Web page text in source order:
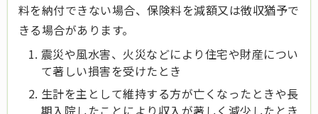
料を納付できない場合、保険料を減額又は徴収猶予で
きる場合があります。
震災や風水害、火災などにより住宅や財産につい
て著しい損害を受けたとき
生計を主として維持する方が亡くなったときや長
期入院したことにより収入が著しく減少したとき